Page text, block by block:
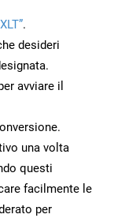
.
desideri
avviare il
una volta
questi
facilmente le
per